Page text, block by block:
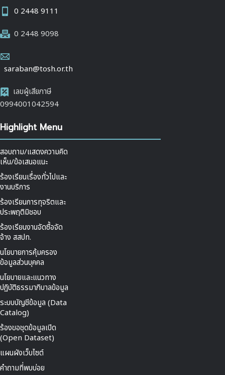
0 2448 9111
0 2448 9098
saraban@tosh.or.th
เลขผู้เสียภาษี
0994001042594
Highlight Menu
สอบถาม/แสดงความคิด
เห็น/ข้อเสนอแนะ
ร้องเรียนเรื่องทั่วไปและ
งานบริการ
ร้องเรียนการทุจริตและ
ประพฤติมิชอบ
ร้องเรียนงานจัดซื้อจัด
จ้าง สสปท.
นโยบายการคุ้มครอง
ข้อมูลส่วนบุคคล
นโยบายและแนวทาง
ปฏิบัติธรรมาภิบาลข้อมูล
ระบบบัญชีข้อมูล (Data
Catalog)
ร้องขอชุดข้อมูลเปิด
(Open Dataset)
แผนผังเว็บไซต์
คำถามที่พบบ่อย